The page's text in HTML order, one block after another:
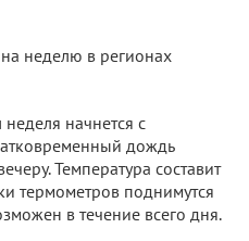
неделю в регионах
неделя начнется с
дождь
Температура составит
термометров поднимутся
в течение всего дня.